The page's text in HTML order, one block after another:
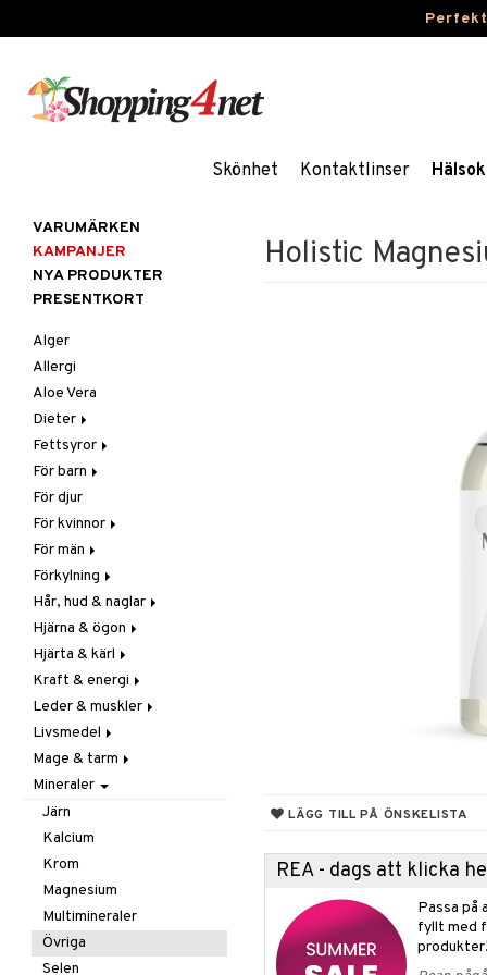
Skönhet Kontaktlinser
Holistic
LÄGG TILL PÅ ÖNSKELISTA
REA - dags att klicka
Passa på
fyllt med
produkter!
VARUMÄRKEN
KAMPANJER
NYA PRODUKTER
PRESENTKORT
Alger
Allergi
Aloe Vera
Dieter
Glutenintolerans
LCHF
Raw Food
Fettsyror
Marina fettsyror
Veg fettsyror
För barn
Fettsyror
Hudvård
Vitamin & mineral
För djur
För kvinnor
Graviditet & amning
Klimakterie & PMS
Näringstillskott
Övriga
Sex & lust
Skelett
Urinvägar
För män
Näringstillskott
Övriga
Prostata
Sex & lust
Förkylning
C-vitamin
Förebyggande &
lindrande
Hostdämpande
Öron, näsa & hals
Övriga
Virushämmande
Vitlök
Hår, hud & naglar
Hår
Kosttillskott
Sol & pigment
Hjärna & ögon
Fettsyror
Minne
Ögon
Hjärta & kärl
Ginkgo biloba
Kärlstärkande
Kolesterolsänkande
Marina fettsyror
Veg fettsyror
Kraft & energi
Ginseng
Övriga
Prestation
Q-10
Rosenrot
Schizandra
Leder & muskler
Kosttillskott
Utvärtes
Livsmedel
Bars
Choklad
Diverse
Drycker
Förvaring
Frukt, frö & nötter
Groddning
Kokos
Kryddor & buljong
Mage & tarm
Drycker
Fibrer
Matsmältning
Syrareglerande
Tarm
Utrensning
Mineraler
Järn
Kalcium
Krom
Magnesium
Multimineraler
Övriga
Selen